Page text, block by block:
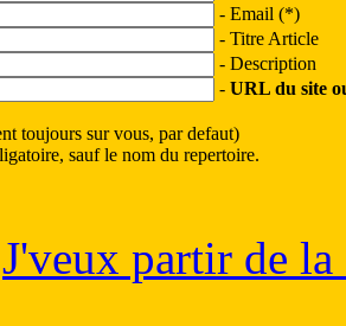
- Email (*)
- Titre Article
- Description
- URL du site
toujours sur vous, par defaut)
sauf le nom du repertoire.
J'veux partir de